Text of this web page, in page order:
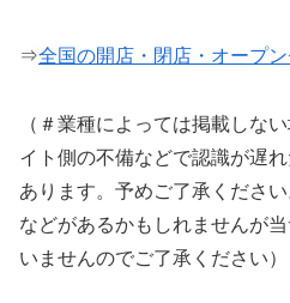
⇒全国の開店・閉店・オープ
（＃業種によっては掲載しな
イト側の不備などで認識が遅
あります。予めご了承くださ
などがあるかもしれませんが
いませんのでご了承ください）